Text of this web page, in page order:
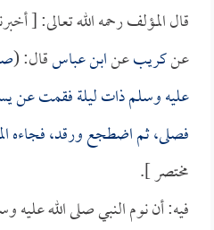
قال المؤلف رحمه الله تعالى: [
عنكريبعنابن عباسقال: (
عليه وسلم ذات ليلة فقمت عن
فصلى، ثم اضطجع ورقد، فجاءه
مختصر ].
فيه: أن نوم النبي صلى الله